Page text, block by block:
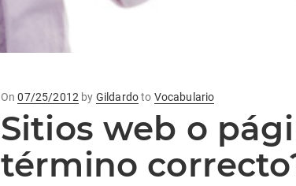
OnPosted
on
07/25/2012 by Gildardoto Vocabulario
Sitios web o
término